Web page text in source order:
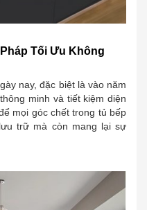
Tối Ưu Không
nay, đặc biệt là vào năm
minh và tiết kiệm diện
mọi góc chết trong tủ bếp
trữ mà còn mang lại sự